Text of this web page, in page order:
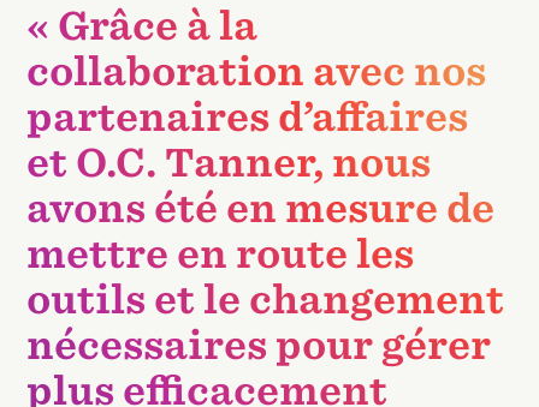
« Grâce à la
collaboration avec nos
partenaires d’affaires
et O.C. Tanner, nous
avons été en mesure de
mettre en route les
outils et le changement
nécessaires pour gérer
plus efficacement